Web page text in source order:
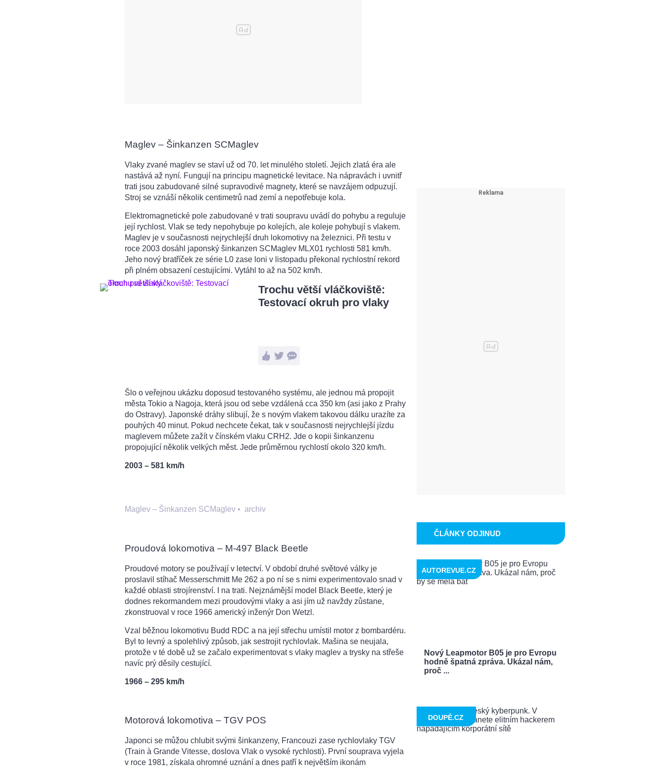
Maglev – Šinkanzen SCMaglev
Vlaky zvané maglev se staví už od 70. let minulého století. Jejich zlatá éra ale
nastává až nyní. Fungují na principu magnetické levitace. Na nápravách i uvnitř
trati jsou zabudované silné supravodivé magnety, které se navzájem odpuzují.
Stroj se vznáší několik centimetrů nad zemí a nepotřebuje kola.
Elektromagnetické pole zabudované v trati soupravu uvádí do pohybu a reguluje
její rychlost. Vlak se tedy nepohybuje po kolejích, ale koleje pohybují s vlakem.
Maglev je v současnosti nejrychlejší druh lokomotivy na železnici. Při testu v
roce 2003 dosáhl japonský šinkanzen SCMaglev MLX01 rychlosti 581 km/h.
Jeho nový bratříček ze série L0 zase loni v listopadu překonal rychlostní rekord
při plném obsazení cestujícími. Vytáhl to až na 502 km/h.
Trochu větší vláčkoviště:
Testovací okruh pro vlaky
Šlo o veřejnou ukázku doposud testovaného systému, ale jednou má propojit
města Tokio a Nagoja, která jsou od sebe vzdálená cca 350 km (asi jako z Prahy
do Ostravy). Japonské dráhy slibují, že s novým vlakem takovou dálku urazíte za
pouhých 40 minut. Pokud nechcete čekat, tak v současnosti nejrychlejší jízdu
maglevem můžete zažít v čínském vlaku CRH2. Jde o kopii šinkanzenu
propojující několik velkých měst. Jede průměrnou rychlostí okolo 320 km/h.
2003 – 581 km/h
Maglev – Šinkanzen SCMaglev • archiv
Proudová lokomotiva – M-497 Black Beetle
Proudové motory se používají v letectví. V období druhé světové války je
proslavil stíhač Messerschmitt Me 262 a po ní se s nimi experimentovalo snad v
každé oblasti strojírenství. I na trati. Nejznámější model Black Beetle, který je
dodnes rekormandem mezi proudovými vlaky a asi jím už navždy zůstane,
zkonstruoval v roce 1966 americký inženýr Don Wetzl.
Vzal běžnou lokomotivu Budd RDC a na její střechu umístil motor z bombardéru.
Byl to levný a spolehlivý způsob, jak sestrojit rychlovlak. Mašina se neujala,
protože v té době už se začalo experimentovat s vlaky maglev a trysky na střeše
navíc prý děsily cestující.
1966 – 295 km/h
Motorová lokomotiva – TGV POS
Japonci se můžou chlubit svými šinkanzeny, Francouzi zase rychlovlaky TGV
(Train à Grande Vitesse, doslova Vlak o vysoké rychlosti). První souprava vyjela
v roce 1981, získala ohromné uznání a dnes patří k největším ikonám
ČLÁNKY ODJINUD
Nový Leapmotor B05 je pro Evropu
hodně špatná zpráva. Ukázal nám,
proč ...
AUTOREVUE.CZ
DOUPĚ.CZ